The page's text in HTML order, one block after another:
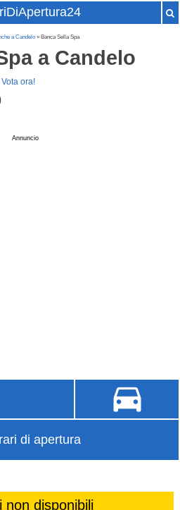
a Candelo » Banca Sella Spa
a Candelo
|Vota ora!
Annuncio
di apertura
non disponibili